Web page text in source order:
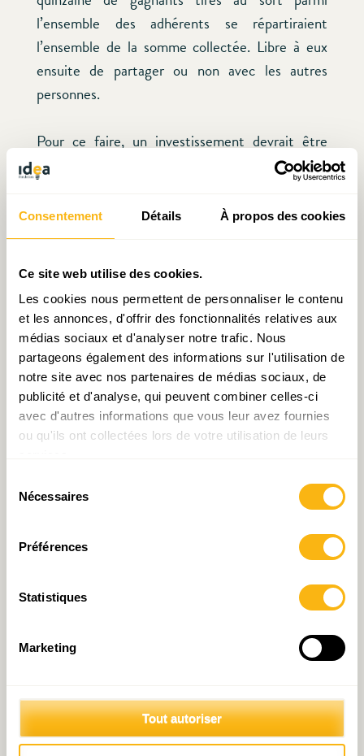
Consentement Détails À propos des cookies
Ce site web utilise des cookies.
Les cookies nous permettent de personnaliser le contenu
et les annonces, d'offrir des fonctionnalités relatives aux
médias sociaux et d'analyser notre trafic. Nous
partageons également des informations sur l'utilisation de
notre site avec nos partenaires de médias sociaux, de
publicité et d'analyse, qui peuvent combiner celles-ci
avec d'autres informations que vous leur avez fournies
ou qu'ils ont collectées lors de votre utilisation de leurs
Nécessaires
Préférences
Statistiques
Marketing
Tout autoriser
l’ensemble des adhérents se répartiraient
l’ensemble de la somme collectée. Libre à eux
ensuite de partager ou non avec les autres
personnes.
Pour ce faire, un investissement devrait être
réalisé dans une série de caméras
« traditionnelles » et thermiques
afin de
repérer les automobiles participant au
programme et de vérifier si les automobilistes
trois dans la voiture- grâce à la technologie de la
reconnaissance de la chaleur corporelle. Si les
outils techniques ne sont pas assez performants
pour inspecter un axe routier complet à un
endroit donné, alors une voie unique et réservée
aux covoitureurs réglerait ce souci. Ce qui outre
le magot, présenterait un aspect d’autant plus
attrayant étant donné que les participants
bande d’arrêt d’urgence des autoroutes pourrait
être une réponse –rapide- à la recherche d’une
voie privatisée. En effet, la grande qualité des
infrastructures luxembourgeoises permettrait de
signaler instantanément que cette voie
d’urgence est disponible ou non (si un accident
est reporté) à l’aide de panneaux électroniques
alimentant et relayant l’information de manière
déployé suffisamment en amont afin de prévenir